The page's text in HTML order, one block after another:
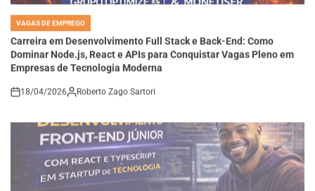
IN
VAGAS DE EMPREGO
Carreira em Desenvolvimento Full Stack e Back-End: Como
Dominar Node.js, React e APIs para Conquistar Vagas Pleno em
Empresas de Tecnologia Moderna
18/04/2026 Roberto Zago Sartori